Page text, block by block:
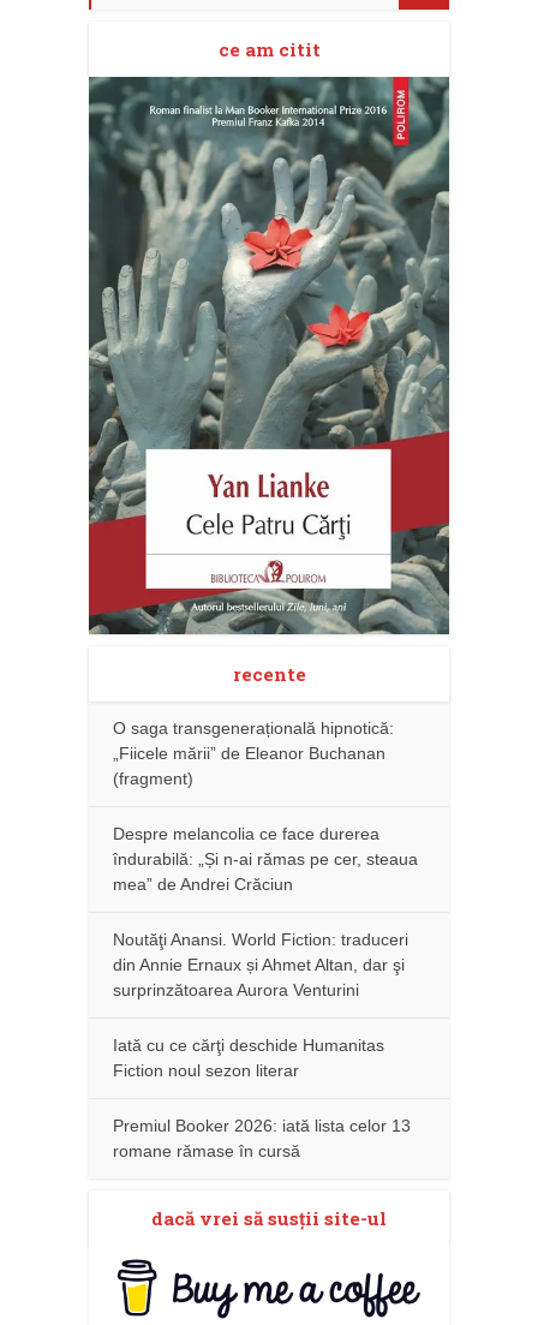
ce am citit
recente
O saga transgenerațională hipnotică:
„Fiicele mării” de Eleanor Buchanan
(fragment)
Despre melancolia ce face durerea
îndurabilă: „Și n-ai rămas pe cer, steaua
mea” de Andrei Crăciun
Noutăţi Anansi. World Fiction: traduceri
din Annie Ernaux și Ahmet Altan, dar şi
surprinzătoarea Aurora Venturini
Iată cu ce cărţi deschide Humanitas
Fiction noul sezon literar
Premiul Booker 2026: iată lista celor 13
romane rămase în cursă
dacă vrei să susţii site-ul